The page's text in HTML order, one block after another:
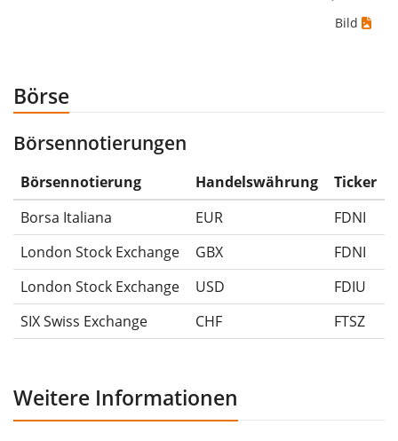
-50%.
Die Wertentwicklungsangaben für ETFs beinhalten
Ausschüttungen (falls vorhanden).
Bild
Börse
Börsennotierungen
Börsennotierung Handelswährung
Ticker
Borsa Italiana
EUR
FDNI
London Stock Exchange
GBX
FDNI
London Stock Exchange
USD
FDIU
SIX Swiss Exchange
CHF FTSZ
Weitere Informationen